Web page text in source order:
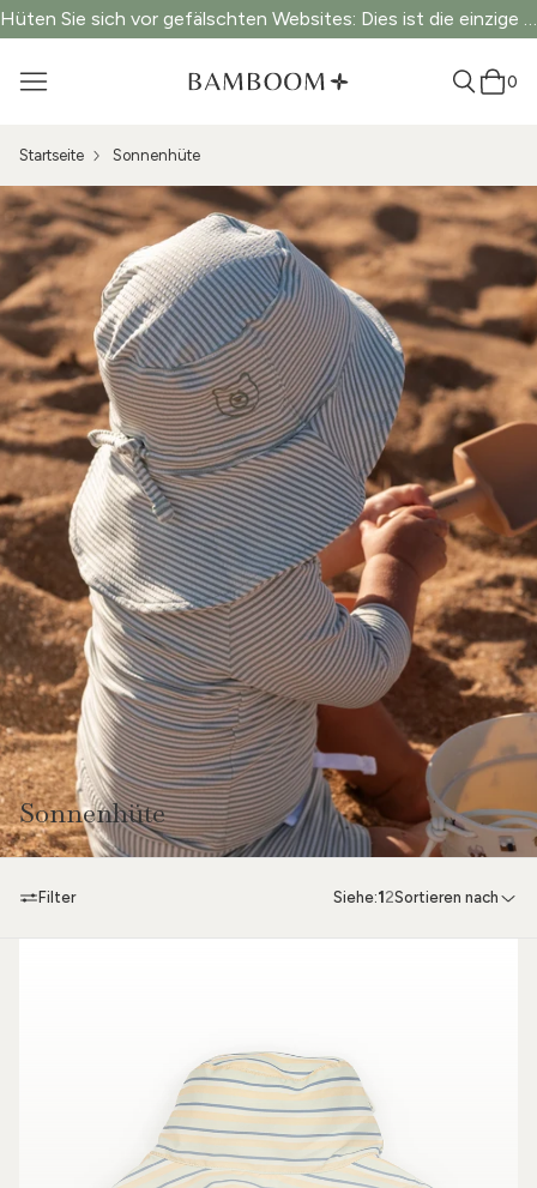
Hüten Sie sich vor gefälschten Websites: Dies ist die einzige offizielle Website.
0
Startseite Sonnenhüte
Sonnenhüte
Filter Siehe:1 2Sortieren nach